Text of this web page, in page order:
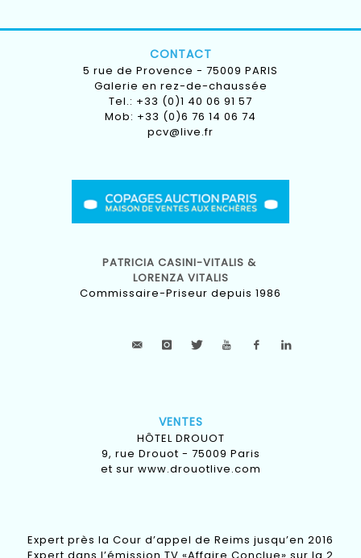
CONTACT
5 rue de Provence - 75009 PARIS
Galerie en rez-de-chaussée
Tel.: +33 (0)1 40 06 91 57
Mob: +33 (0)6 76 14 06 74
pcv@live.fr
PATRICIA CASINI-VITALIS &
LORENZA VITALIS
Commissaire-Priseur depuis 1986
VENTES
HÔTEL DROUOT
9, rue Drouot - 75009 Paris
et sur www.drouotlive.com
Expert près la Cour d’appel de Reims jusqu’en 2016